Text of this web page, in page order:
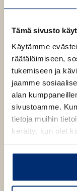
Tämä sivusto
Käytämme
räätälöimiseen,
tukemiseen ja
jaamme
alan
sivustoamme.
tietoja muihin
kerätty, kun olet
e
n
v
ä
l
i
l
e
h
t
e
e
n
v
ä
l
i
l
e
h
n
J
s
o
n